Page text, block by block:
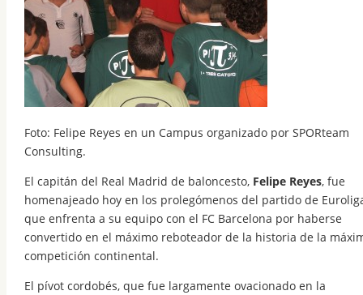
Foto: Felipe Reyes en un Campus organizado por SPORteam
Consulting.
El capitán del Real Madrid de baloncesto, Felipe Reyes, fue
homenajeado hoy en los prolegómenos del partido de
que enfrenta a su equipo con el FC Barcelona por haberse
convertido en el máximo reboteador de la historia de la
competición continental.
El pívot cordobés, que fue largamente ovacionado en la